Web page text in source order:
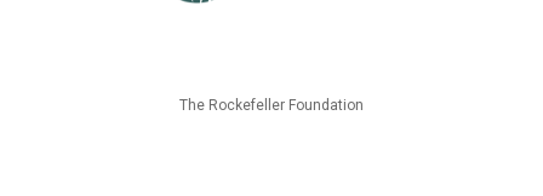
The Rockefeller Foundation